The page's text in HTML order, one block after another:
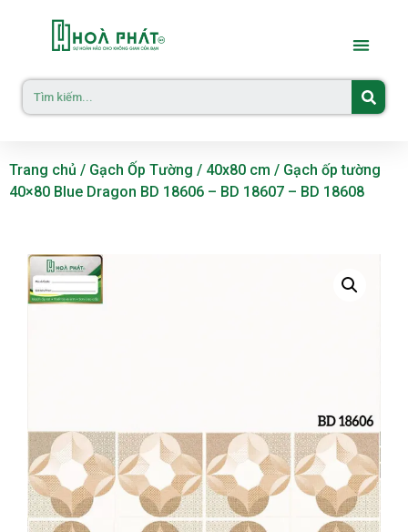
Trang chủ / Gạch Ốp Tường / 40x80 cm / Gạch ốp tường
40×80 Blue Dragon BD 18606 – BD 18607 – BD 18608